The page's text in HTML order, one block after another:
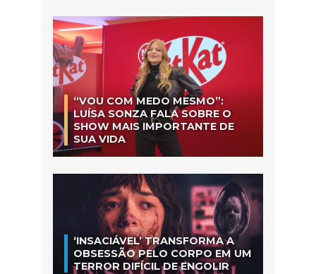
“VOU COM MEDO MESMO”:
LUÍSA SONZA FALA SOBRE O
SHOW MAIS IMPORTANTE DE
SUA VIDA
‘INSACIÁVEL’ TRANSFORMA A
OBSESSÃO PELO CORPO EM UM
TERROR DIFÍCIL DE ENGOLIR